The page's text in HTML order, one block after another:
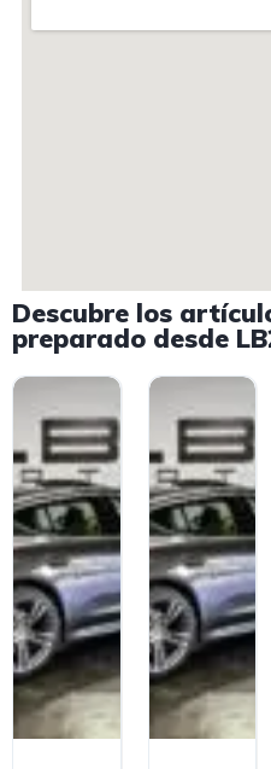
Descubre los
preparado desde